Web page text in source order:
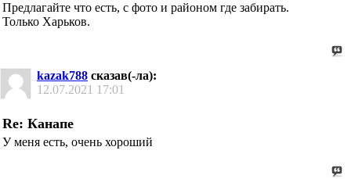
Предлагайте что есть, с фото и районом где забирать.
Только Харьков.
kazak788 сказав(-ла):
12.07.2021 17:01
Re: Канапе
У меня есть, очень хороший